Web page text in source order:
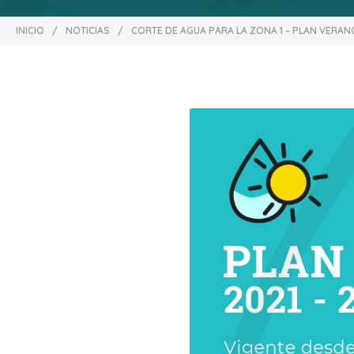
INICIO / NOTICIAS / CORTE DE AGUA PARA LA ZONA 1 – PLAN